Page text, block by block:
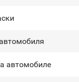
автомобиле